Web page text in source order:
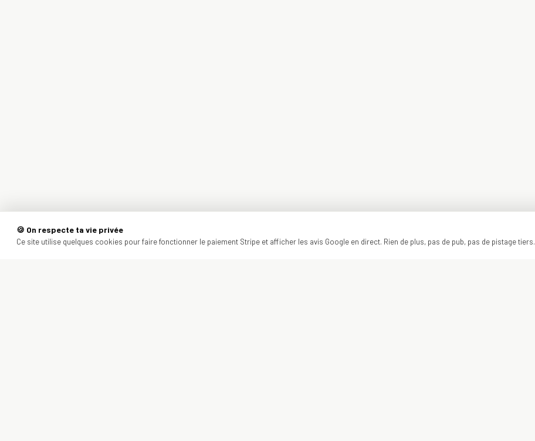
🍪 On respecte ta vie privée
Ce site utilise quelques cookies pour faire fonctionner le paiement Stripe et afficher les avis Google en direct. Rien de plus, pas de pub, pas de pistage tiers.